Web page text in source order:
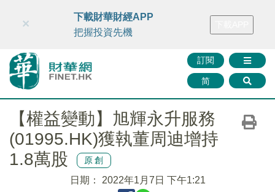
財華智庫網 FINTV FINMETA 財華證券 媒體矩陣
訂閱
简
×
下載財華財經APP
把握投資先機
【權益變動】旭輝永升服務
(01995.HK)獲執董周迪增持
1.8萬股
原創
日期： 2022年1月7日 下午1:21